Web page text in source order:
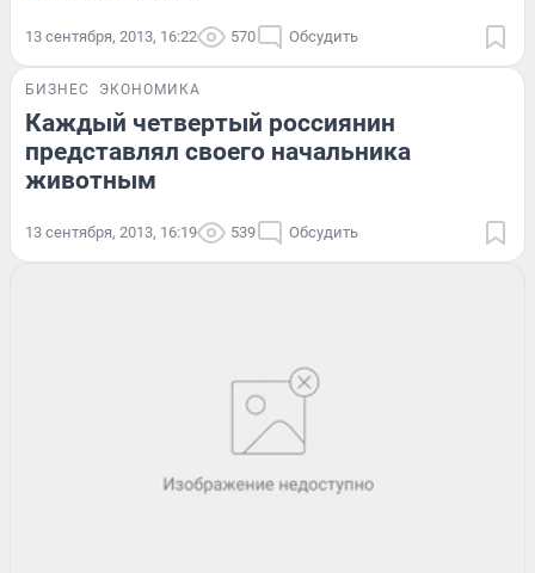
13 сентября, 2013, 16:22 570 Обсудить
БИЗНЕС ЭКОНОМИКА
Каждый четвертый россиянин
представлял своего начальника
животным
13 сентября, 2013, 16:19 539 Обсудить